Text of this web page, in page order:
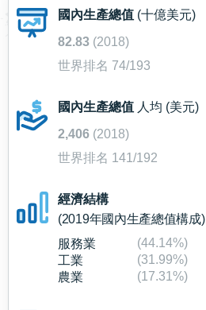
國內生產總值 (十億美元)
82.83 (2018)
世界排名 74/193
國內生產總值 人均 (美元)
2,406 (2018)
世界排名 141/192
經濟結構
(2019年國內生產總值構成)
服務業
(44.14%)
工業
(31.99%)
農業
(17.31%)